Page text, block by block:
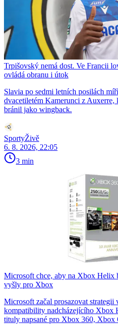
Trpišovský nemá dost. Ve Francii
ovládá obranu i útok
Slavia po sedmi letních posilách
dvacetiletém Kamerunci z
bránil jako wingback.
SportyŽivě
6. 8. 2026, 22:05
3 min
Microsoft chce, aby na Xbox Helix
vyšly pro Xbox
Microsoft začal prosazovat
kompatibility nadcházejícího Xbox
tituly napsané pro Xbox 360,